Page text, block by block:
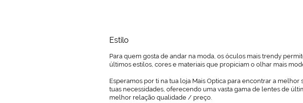
Estilo
Para quem gosta de andar na moda, os óculos mais trendy
últimos estilos, cores e materiais que propiciam o olhar mais
Esperamos por ti na tua loja Mais Optica para encontrar a melhor
tuas necessidades, oferecendo uma vasta gama de lentes de
melhor relação qualidade / preço.